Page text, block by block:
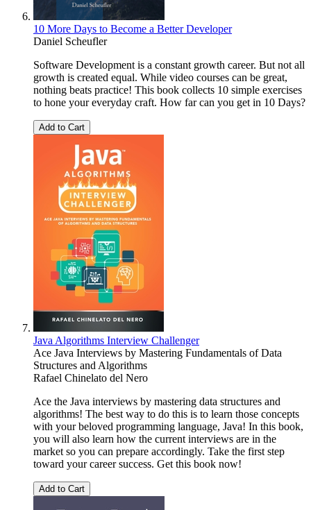
10 More Days to Become a Better Developer
Daniel Scheufler
Software Development is a constant growth career. But not all
growth is created equal. While video courses can be great,
nothing beats practice! This book collects 10 simple exercises
to hone your everyday craft. How far can you get in 10 Days?
Add to Cart
Java Algorithms Interview Challenger
Ace Java Interviews by Mastering Fundamentals of Data
Structures and Algorithms
Rafael Chinelato del Nero
Ace the Java interviews by mastering data structures and
algorithms! The best way to do this is to learn those concepts
with your beloved programming language, Java! In this book,
you will also learn how the current interviews are in the
market so you can prepare accordingly. Take the first step
toward your career success. Get this book now!
Add to Cart